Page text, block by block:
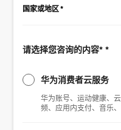
国家或地区 *
请选择您咨询的内容* *
华为消费者云服务
华为账号、运动健康、
频、应用内支付、音乐